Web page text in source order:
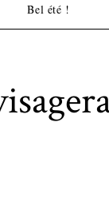
Bel été !